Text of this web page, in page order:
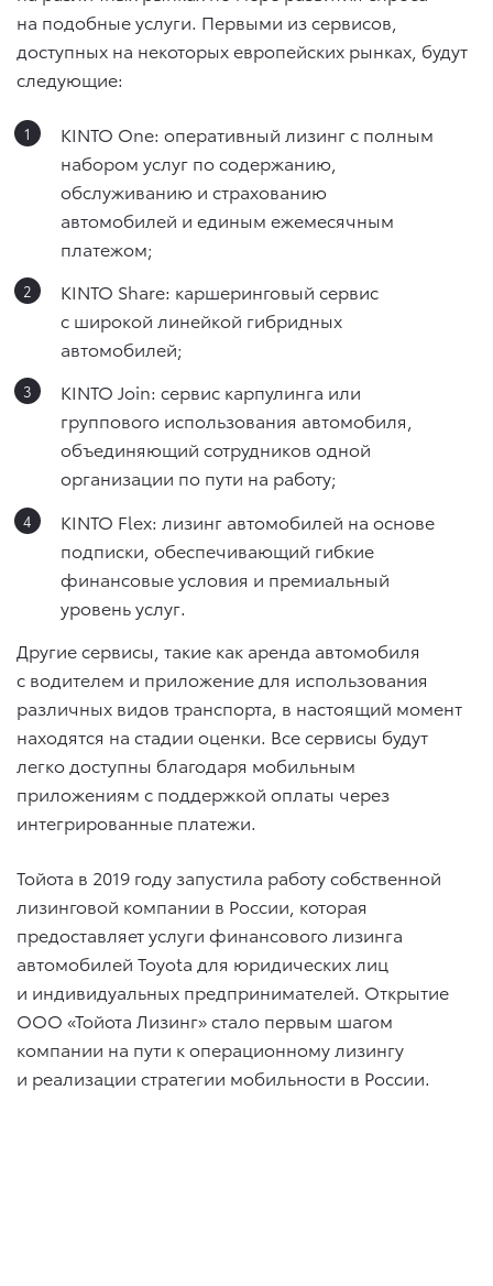
на подобные услуги. Первыми из сервисов,
доступных на некоторых европейских рынках, будут
следующие:
KINTO One: оперативный лизинг с полным
набором услуг по содержанию,
обслуживанию и страхованию
автомобилей и единым ежемесячным
платежом;
KINTO Share: каршеринговый сервис
с широкой линейкой гибридных
автомобилей;
KINTO Join: сервис карпулинга или
группового использования автомобиля,
объединяющий сотрудников одной
организации по пути на работу;
KINTO Flex: лизинг автомобилей на основе
подписки, обеспечивающий гибкие
финансовые условия и премиальный
уровень услуг.
Другие сервисы, такие как аренда автомобиля
с водителем и приложение для использования
различных видов транспорта, в настоящий момент
находятся на стадии оценки. Все сервисы будут
легко доступны благодаря мобильным
приложениям с поддержкой оплаты через
интегрированные платежи.
Тойота в 2019 году запустила работу собственной
лизинговой компании в России, которая
предоставляет услуги финансового лизинга
автомобилей Toyota для юридических лиц
и индивидуальных предпринимателей. Открытие
ООО «Тойота Лизинг» стало первым шагом
компании на пути к операционному лизингу
и реализации стратегии мобильности в России.